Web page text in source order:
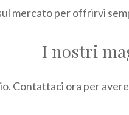
mercato per offrirvi
I nostri